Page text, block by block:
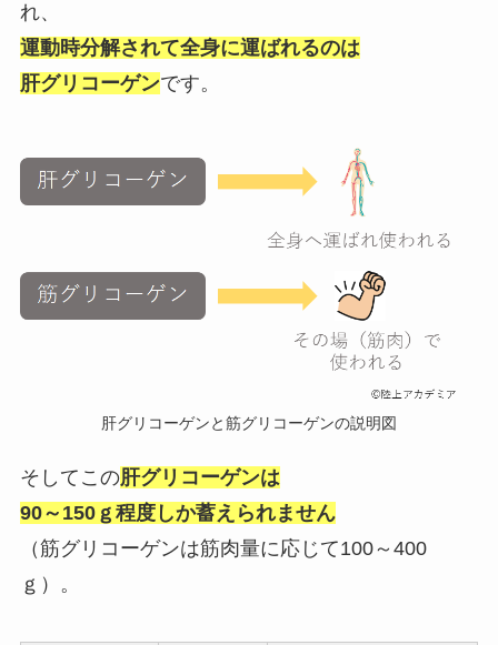
れ、
運動時分解されて全身に運ばれるのは
肝グリコーゲンです。
肝グリコーゲンと筋グリコーゲンの説明図
そしてこの肝グリコーゲンは
90～150ｇ程度しか蓄えられません
（筋グリコーゲンは筋肉量に応じて100～400
ｇ）。